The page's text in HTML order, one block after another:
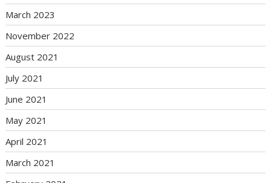
March 2023
November 2022
August 2021
July 2021
June 2021
May 2021
April 2021
March 2021